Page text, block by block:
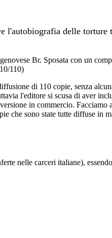
l'autobiografia delle torture
Br. Sposata con un
110)
di 110 copie, senza
l'editore si scusa di aver
in commercio. Facciamo
che sono state tutte diffuse in
nelle carceri italiane),